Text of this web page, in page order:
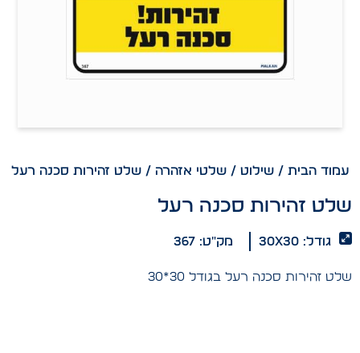
עמוד הבית/ שילוט/ שלטי אזהרה/ שלט זהירות סכנה רעל
שלט זהירות סכנה רעל
גודל: 30x30 מק"ט: 367
שלט זהירות סכנה רעל בגודל 30*30